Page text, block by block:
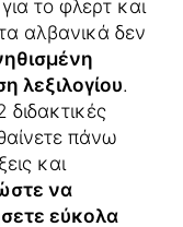
το φλερτ και
αλβανικά δεν
λεξιλογίου.
πάνω
και
να
εύκολα